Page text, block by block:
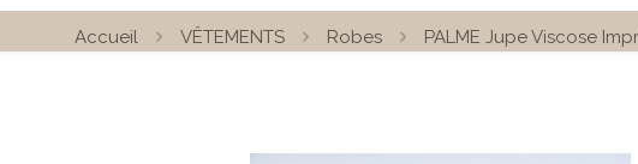
Accueil VÊTEMENTS Robes PALME Jupe Viscose